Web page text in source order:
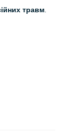
травм